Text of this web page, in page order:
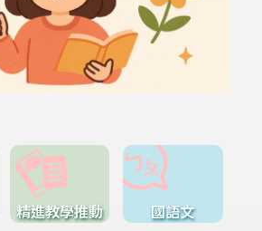
精進教學推動 國語文